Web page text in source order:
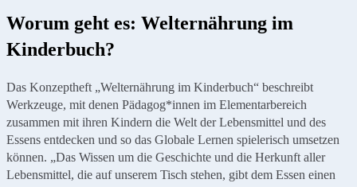
Worum geht es: Welternährung im
Kinderbuch?
Das Konzeptheft „Welternährung im Kinderbuch“ beschreibt
Werkzeuge, mit denen Pädagog*innen im Elementarbereich
zusammen mit ihren Kindern die Welt der Lebensmittel und des
Essens entdecken und so das Globale Lernen spielerisch umsetzen
können. „Das Wissen um die Geschichte und die Herkunft aller
Lebensmittel, die auf unserem Tisch stehen, gibt dem Essen einen